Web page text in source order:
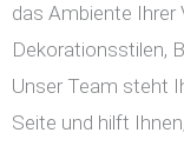
das Ambiente
Dekorationsstilen,
Unser Team steht
Seite und hilft